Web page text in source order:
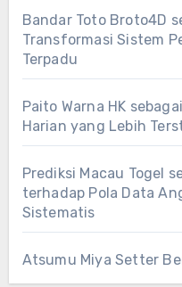
Bandar Toto Broto4D
Transformasi Sistem
Terpadu
Paito Warna HK
Harian yang Lebih
Prediksi Macau Togel
terhadap Pola Data
Sistematis
Atsumu Miya Setter